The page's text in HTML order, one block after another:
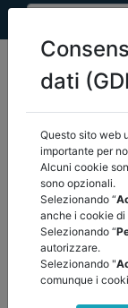
home sezioni
dati
Questo sito web
importante per
Alcuni cookie
sono opzionali.
Selezionando “
anche i cookie
Selezionando “
autorizzare.
Selezionando "
comunque i